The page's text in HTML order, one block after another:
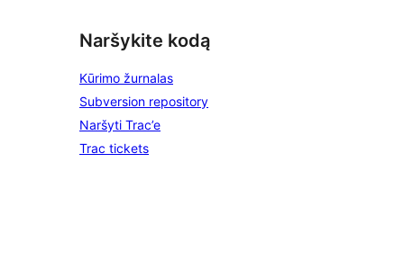
Naršykite kodą
Kūrimo žurnalas
Subversion repository
Naršyti Trac’e
Trac tickets